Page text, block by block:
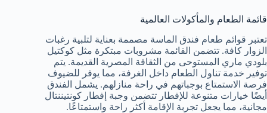
قائمة الطعام والمأكولات العالمية
تعتبر قوائم طعام فندق الماسة مصممة بعناية لتلبية رغبات
الزوار كافة. تتضمن القائمة مشروبات مبتكرة مثل كوكتيل
بلودي ماري المستوحى من الثقافة المصرية القديمة. يتم
توفير خدمة تناول الطعام داخل الغرفة، مما يوفر للضيوف
فرصة الاستمتاع بوجباتهم في راحة منازلهم. يشمل الفندق
أيضًا خيارات متنوعة للإفطار تتضمن وجبة إفطار كونتيننتال
مجانية، مما يجعل تجربة الإقامة أكثر راحة واستمتاعًا.